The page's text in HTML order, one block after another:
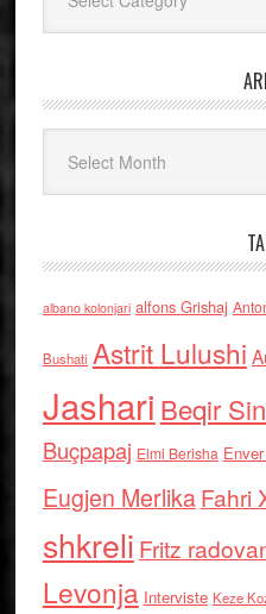
albano kolonjari alfons Grishaj
Bushati Astrit Lulushi
Jashari Beqir
Buçpapaj Elmi Berisha
Eugjen MerlikaFahri
shkreli Fritz
Levonja Interviste Keze